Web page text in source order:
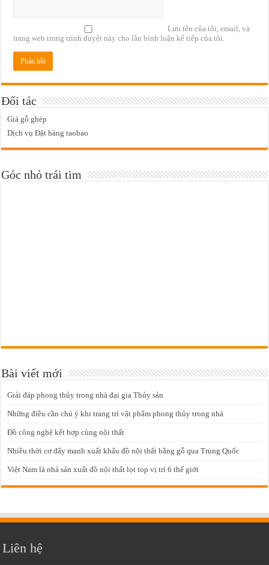
Lưu tên của tôi, email, và
trang web trong trình duyệt này cho lần bình luận kế tiếp của tôi.
Đối tác
Giá gỗ ghép
Dịch vụ Đặt hàng taobao
Góc nhỏ trái tim
Bài viết mới
Giải đáp phong thủy trong nhà đại gia Thủy sản
Những điều cần chú ý khi trang trí vật phẩm phong thủy trong nhà
Đồ công nghệ kết hợp cùng nội thất
Nhiều thời cơ đẩy mạnh xuất khẩu đồ nội thất bằng gỗ qua Trung Quốc
Việt Nam là nhà sản xuất đồ nội thất lọt top vị trí 6 thế giới
Liên hệ